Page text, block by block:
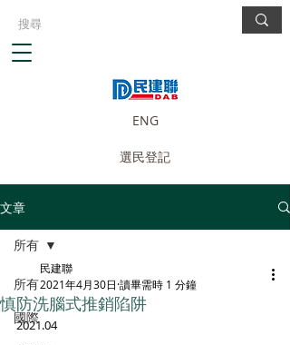
ENG
選民登記
文章
所有
國際
所有
慎防洗腦式推銷陷阱
民建聯
2021年4月30日 讀畢需時 1 分鐘
2021.04